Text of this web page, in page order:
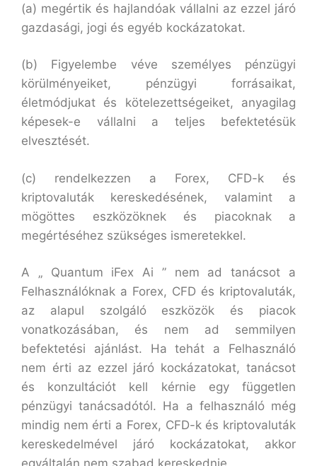
(a) megértik és hajlandóak vállalni az ezzel járó
gazdasági, jogi és egyéb kockázatokat.
(b) Figyelembe véve személyes pénzügyi
körülményeiket, pénzügyi forrásaikat,
életmódjukat és kötelezettségeiket, anyagilag
képesek-e vállalni a teljes befektetésük
elvesztését.
(c) rendelkezzen a Forex, CFD-k és
kriptovaluták kereskedésének, valamint a
mögöttes eszközöknek és piacoknak a
megértéséhez szükséges ismeretekkel.
A „ Quantum iFex Ai ” nem ad tanácsot a
Felhasználóknak a Forex, CFD és kriptovaluták,
az alapul szolgáló eszközök és piacok
vonatkozásában, és nem ad semmilyen
befektetési ajánlást. Ha tehát a Felhasználó
nem érti az ezzel járó kockázatokat, tanácsot
és konzultációt kell kérnie egy független
pénzügyi tanácsadótól. Ha a felhasználó még
mindig nem érti a Forex, CFD-k és kriptovaluták
kereskedelmével járó kockázatokat, akkor
egyáltalán nem szabad kereskednie.